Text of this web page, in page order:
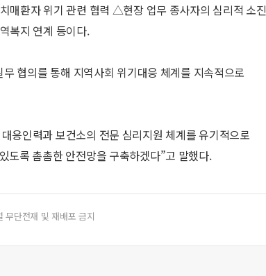
매환자 위기 관련 협력 △현장 업무 종사자의 심리적 소진
복지 연계 등이다.
협의를 통해 지역사회 위기대응 체계를 지속적으로
응인력과 보건소의 전문 심리지원 체계를 유기적으로
도록 촘촘한 안전망을 구축하겠다”고 말했다.
단전재 및 재배포 금지